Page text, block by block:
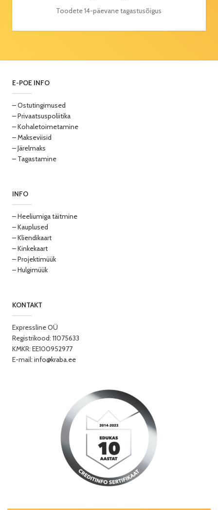
Toodete 14-päevane tagastusõigus
E-POE INFO
– Ostutingimused
– Privaatsuspoliitika
– Kohaletoimetamine
– Makseviisid
– Järelmaks
– Tagastamine
INFO
– Heeliumiga täitmine
– Kauplused
– Kliendikaart
– Kinkekaart
– Projektimüük
– Hulgimüük
KONTAKT
Expressline OÜ
Registrikood: 11075633
KMKR: EE100952977
E-mail: info@kraba.ee